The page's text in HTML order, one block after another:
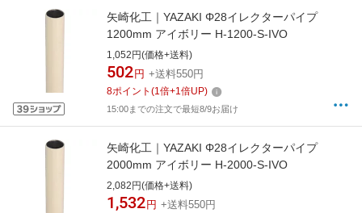
矢崎化工｜YAZAKI Φ28イレクターパイプ
1200mm アイボリー H-1200-S-IVO
1,052円(価格+送料)
502 円 +送料550円
8ポイント (1倍+1倍UP)
15:00までの注文で最短8/9お届け
矢崎化工｜YAZAKI Φ28イレクターパイプ
2000mm アイボリー H-2000-S-IVO
2,082円(価格+送料)
1,532 円 +送料550円